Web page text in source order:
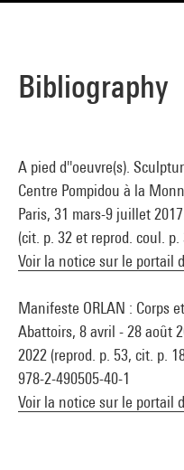
Bibliography
A pied d''oeuvre(s).
Centre Pompidou à la
Paris, 31 mars-9 juillet
(cit. p. 32 et reprod. coul.
Voir la notice sur le portail
Manifeste ORLAN : Corps
Abattoirs, 8 avril - 28 août
2022 (reprod. p. 53, cit. p.
978-2-490505-40-1
Voir la notice sur le portail